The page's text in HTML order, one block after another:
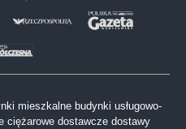
mieszkalne budynki usługowo-
ciężarowe dostawcze dostawy